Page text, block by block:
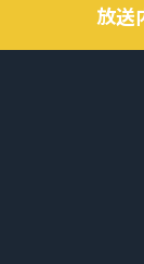
放送